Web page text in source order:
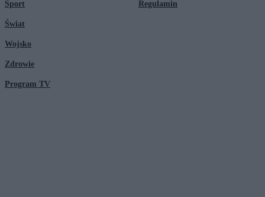
Sport
Świat
Wojsko
Zdrowie
Program TV
Regulamin